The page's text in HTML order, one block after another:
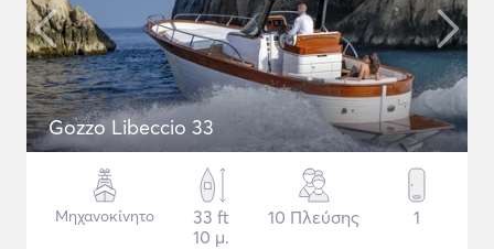
Gozzo Libeccio 33
Μηχανοκίνητο
33 ft
10 μ.
10 Πλεύσης 1